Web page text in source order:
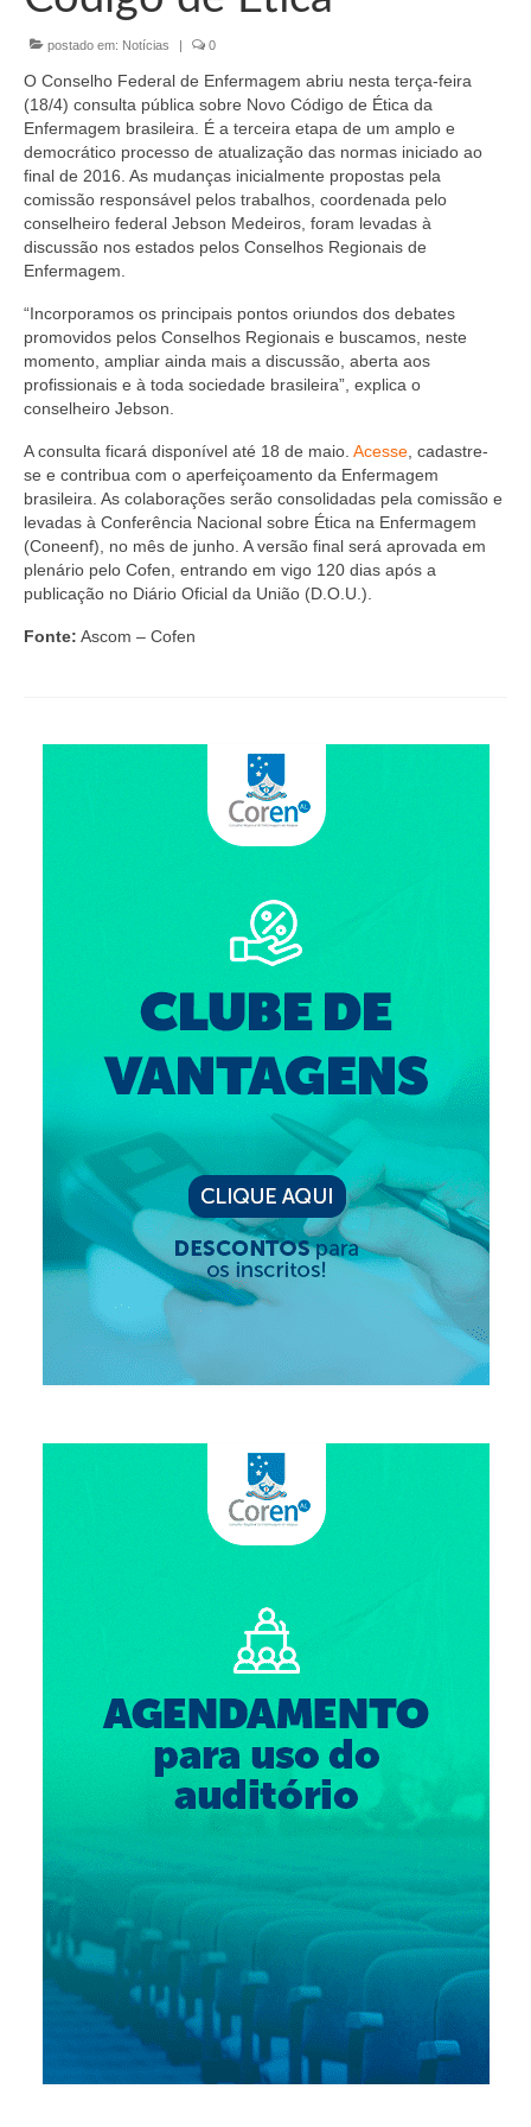
Conselheiros e Diretoria
Câmaras Técnicas
Carta de Serviços ao Cidadão
Governança
Transparência e Prestação de Contas
Eleições Triênio 2027-2029
Eleições 2023
Agenda do presidente
Editais e licitação
Eleições
Fiscalização
Desagravo Público
Censura Pública
Suspensão do Exercício Profissional
Procedimento para registro
Clube de Vantagens
Valores dos serviços
Reserva de auditório
postado em: Notícias | 0
O Conselho Federal de Enfermagem abriu nesta terça-feira
(18/4) consulta pública sobre Novo Código de Ética da
Enfermagem brasileira. É a terceira etapa de um amplo e
democrático processo de atualização das normas iniciado ao
final de 2016. As mudanças inicialmente propostas pela
comissão responsável pelos trabalhos, coordenada pelo
conselheiro federal Jebson Medeiros, foram levadas à
discussão nos estados pelos Conselhos Regionais de
Enfermagem.
“Incorporamos os principais pontos oriundos dos debates
promovidos pelos Conselhos Regionais e buscamos, neste
momento, ampliar ainda mais a discussão, aberta aos
profissionais e à toda sociedade brasileira”, explica o
conselheiro Jebson.
A consulta ficará disponível até 18 de maio. Acesse , cadastre-
se e contribua com o aperfeiçoamento da Enfermagem
brasileira. As colaborações serão consolidadas pela comissão e
levadas à Conferência Nacional sobre Ética na Enfermagem
(Coneenf), no mês de junho. A versão final será aprovada em
plenário pelo Cofen, entrando em vigo 120 dias após a
publicação no Diário Oficial da União (D.O.U.).
Fonte: Ascom – Cofen